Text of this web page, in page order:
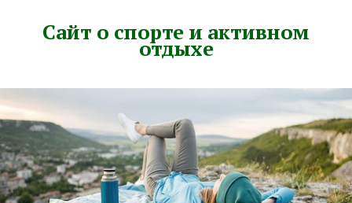
Сайт о спорте и активном
отдыхе